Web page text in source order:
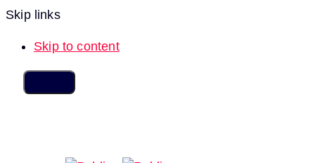
Skip links
Skip to content